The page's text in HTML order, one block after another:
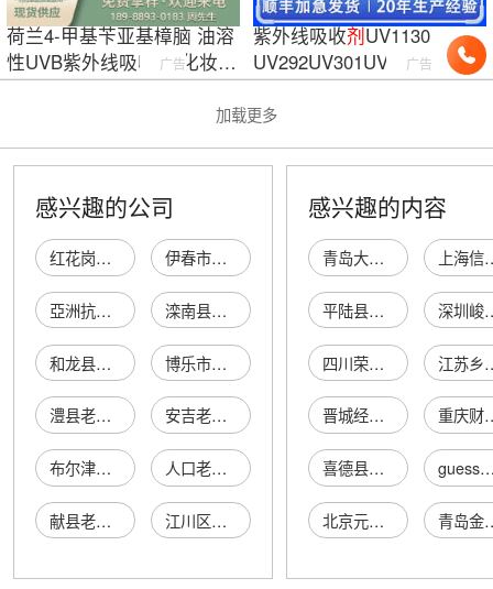
荷兰4-甲基苄亚基樟脑 油溶
性UVB紫外线吸收
剂化妆品
防晒剂p5000
广告
紫外线吸收剂UV1130
UV292UV301UV1
抗
UV光稳定剂防老化塑
胶改性
广告
加载更多
感兴趣的公司
红花岗区尚淳抗老化体验会所 伊春市伊春区圣保抗老化服务中心
亞洲抗老化美容醫學醫學會有限公司 滦南县抗老化纱网家具店（个体工商户）
和龙县东城乡明丰村像胶防老化剂厂 博乐市老化商店
澧县老化干货店 安吉老化木材商行
布尔津县老化商店 人口老化基金有限公司
献县老化渔具有限公司 江川区老化米线店
感兴趣的内容
青岛大运土石方工程有限公司 上海信
平陆县城镇崔记炒货店 深圳峻
四川荣华富贵科技有限公司 江苏乡味
晋城经济技术开发区文仲五金门市部 重庆财
喜德县慈安陵园经营管理有限公司 guess
北京元海龙昌商贸有限公司 青岛金裕